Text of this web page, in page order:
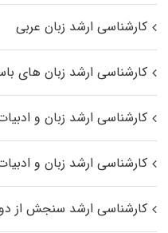
کارشناسی ارشد زبان عربی
کارشناسی ارشد زبان‌ های
کارشناسی ارشد زبان و
کارشناسی ارشد زبان و
کارشناسی ارشد سنجش از